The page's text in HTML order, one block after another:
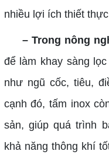
nhiều lợi ích thiết
– Trong nông
để làm khay sàng
như ngũ cốc, tiêu,
cạnh đó, tấm inox
sản, giúp quá trình
khả năng thông khí